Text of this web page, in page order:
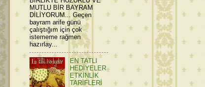
MUTLU BİR BAYRAM
DİLİYORUM... Geçen
bayram arife günü
çalıştığım için çok
istememe rağmen
hazırlay...
EN TATLI
HEDİYELER
ETKİNLİK
TARİFLERİ